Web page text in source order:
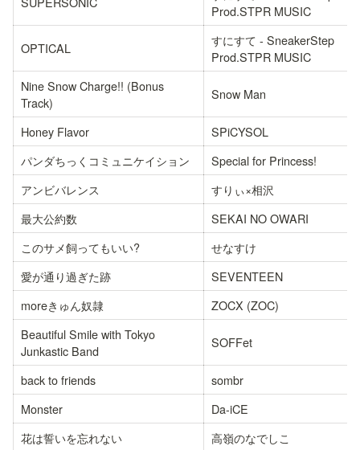
Prod.STPR MUSIC
OPTICAL
すにすて - SneakerStep
Prod.STPR MUSIC
Nine Snow Charge!! (Bonus
Track)
Snow Man
Honey Flavor
SPiCYSOL
パンダちっくコミュニケイション
Special for Princess!
アンビバレンス
すりぃ×相沢
最大公約数
SEKAI NO OWARI
このサメ飼ってもいい?
せなすけ
愛が通り過ぎた跡
SEVENTEEN
moreきゅん奴隷
ZOCX (ZOC)
Beautiful Smile with Tokyo
Junkastic Band
SOFFet
back to friends
sombr
Monster
Da-iCE
花は誓いを忘れない
高嶺のなでしこ